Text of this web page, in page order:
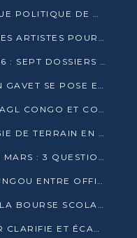
L’UPRN SE RETIRE DU DIALOGUE POLITIQUE DE DJAMBALA : TENSIONS DANS LE PRÉ-ÉLECTORAL CONGOLAIS
DAVE MAFOULA À L’ÉCOUTE DES ARTISTES POUR REDÉFINIR SA POLITIQUE CULTURELLE
PRÉSIDENTIELLE DE MARS 2026 : SEPT DOSSIERS DE CANDIDATURE ENREGISTRÉS À LA CLÔTURE DES DÉPÔTS
PRÉSIDENTIELLE 2026 : DESTIN GAVET SE POSE EN CANDIDAT DU « RAS-LE-BOL »
EMPLOYABILITÉ DES JEUNES : AGL CONGO ET CONGO TERMINAL S’ALLIENT À UCAC-ICAM
LE MJPU DÉPLOIE SA STRATÉGIE DE TERRAIN EN FAVEUR DE DSN
ÉLECTION PRÉSIDENTIELLE DE MARS : 3 QUESTIONS À UN EXPERT CONGOLAIS DE LA CYBERSÉCURITÉ
JOSEPH KIGNOUMBI KIA MBOUNGOU ENTRE OFFICIELLEMENT EN COURSE POUR LA PRÉSIDENTIELLE
ÉDUCATION : LA FCRM LANCE LA BOURSE SCOLAIRE FRANCINE-NTOUMI POUR PROMOUVOIR LES FILIÈRES SCIENTIFIQUES
PRÉSIDENTIELLE 2026 : LE CNR CLARIFIE ET ÉCARTE LA CANDIDATURE DU PASTEUR NTUMI